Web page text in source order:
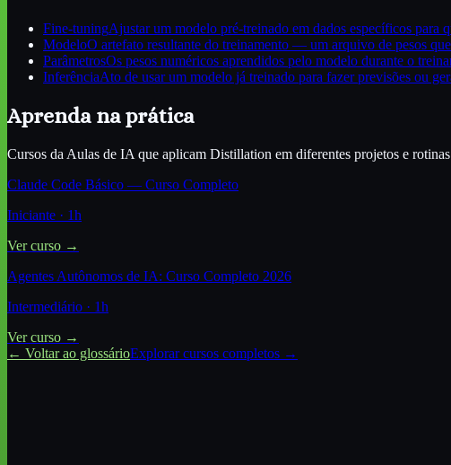
Fine-tuningAjustar um modelo pré-treinado em dados específicos para
ModeloO artefato resultante do treinamento — um arquivo de pesos
ParâmetrosOs pesos numéricos aprendidos pelo modelo durante o
InferênciaAto de usar um modelo já treinado para fazer previsões ou
Aprenda na prática
Cursos da Aulas de IA que aplicam Distillation em diferentes projetos e
Claude Code Básico — Curso Completo
Iniciante · 1h
Ver curso →
Agentes Autônomos de IA: Curso Completo 2026
Intermediário · 1h
Ver curso →
← Voltar ao glossárioExplorar cursos completos →